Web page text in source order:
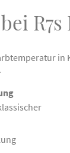
R7s